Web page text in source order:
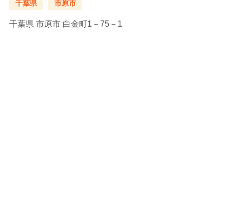
千葉県 市原市
千葉県 市原市 白金町1－75－1